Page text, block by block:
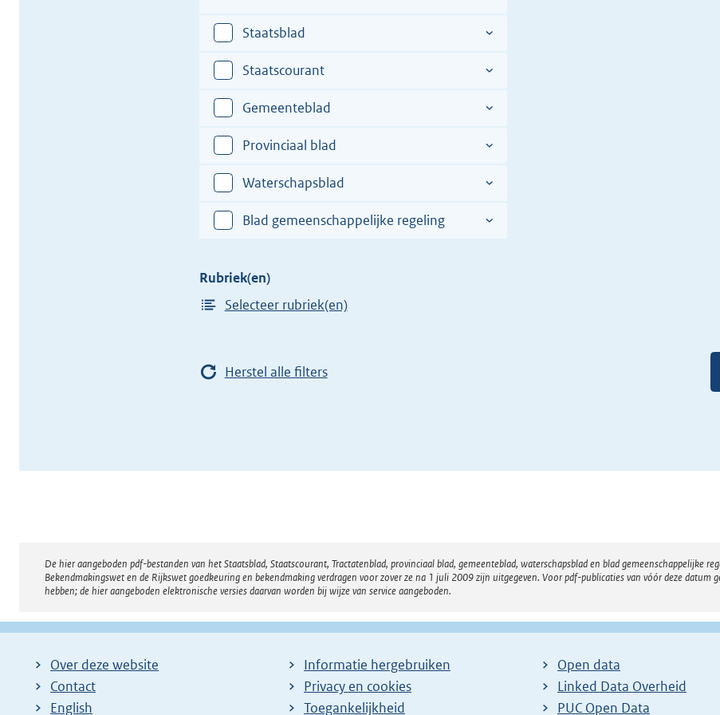
van
verdrag
een
plaats
in
de
totstandkoming
van
het
verdrag
Staatsblad
Staatscourant
Gemeenteblad
Provinciaal blad
Waterschapsblad
Blad gemeenschappelijke regeling
Rubriek(en)
Selecteer rubriek(en)
Herstel alle filters
Disclaimer
De hier aangeboden pdf-bestanden van het Staatsblad, Staatscourant, Tractatenblad, provinciaal blad, gemeenteblad, waterschapsblad en blad gemeenschappelijke
Bekendmakingswet en de Rijkswet goedkeuring en bekendmaking verdragen voor zover ze na 1 juli 2009 zijn uitgegeven. Voor pdf-publicaties van vóór deze
hebben; de hier aangeboden elektronische versies daarvan worden bij wijze van service aangeboden.
Over deze website
Contact
English
Informatie hergebruiken
Privacy en cookies
Toegankelijkheid
Open data
Linked Data Overheid
PUC Open Data